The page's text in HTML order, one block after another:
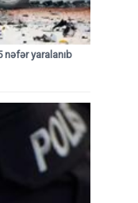
nəfər yaralanıb